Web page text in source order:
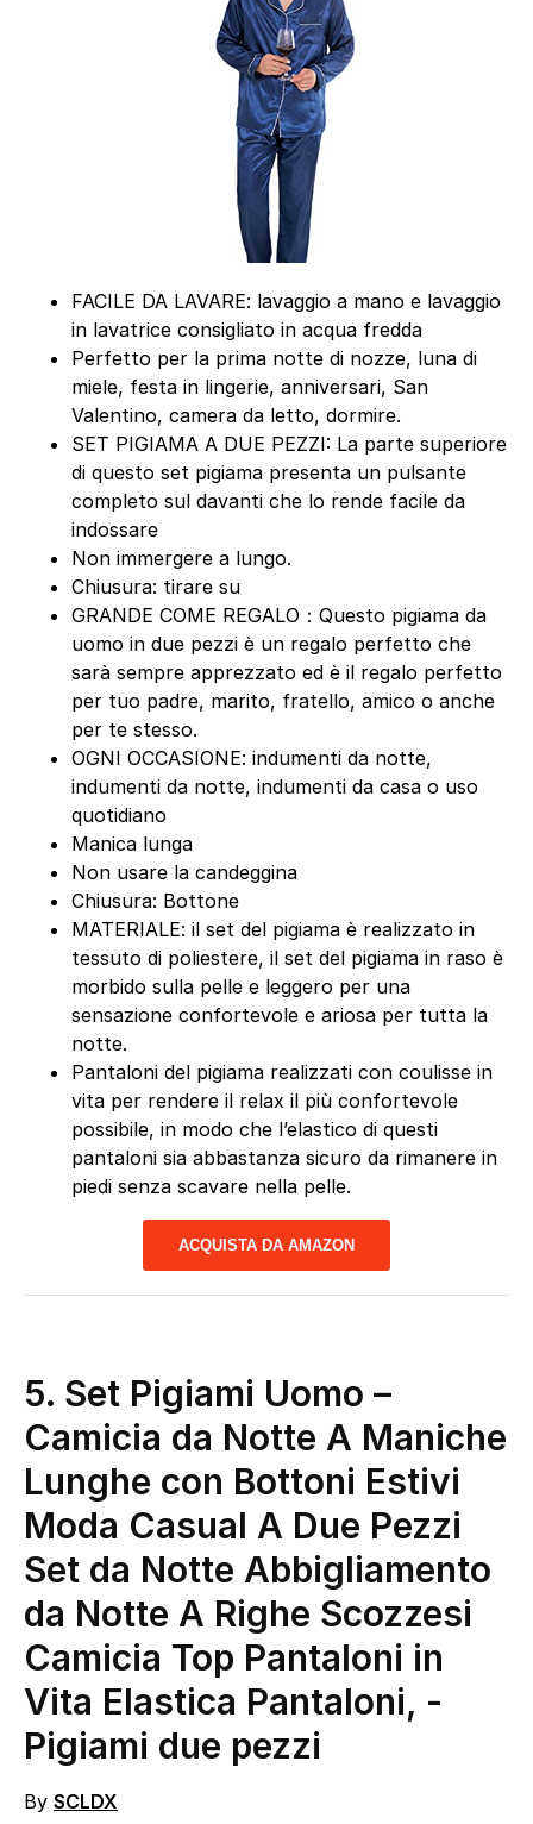
FACILE DA LAVARE: lavaggio a mano e lavaggio
in lavatrice consigliato in acqua fredda
Perfetto per la prima notte di nozze, luna di
miele, festa in lingerie, anniversari, San
Valentino, camera da letto, dormire.
SET PIGIAMA A DUE PEZZI: La parte superiore
di questo set pigiama presenta un pulsante
completo sul davanti che lo rende facile da
indossare
Non immergere a lungo.
Chiusura: tirare su
GRANDE COME REGALO：Questo pigiama da
uomo in due pezzi è un regalo perfetto che
sarà sempre apprezzato ed è il regalo perfetto
per tuo padre, marito, fratello, amico o anche
per te stesso.
OGNI OCCASIONE: indumenti da notte,
indumenti da notte, indumenti da casa o uso
quotidiano
Manica lunga
Non usare la candeggina
Chiusura: Bottone
MATERIALE: il set del pigiama è realizzato in
tessuto di poliestere, il set del pigiama in raso è
morbido sulla pelle e leggero per una
sensazione confortevole e ariosa per tutta la
notte.
Pantaloni del pigiama realizzati con coulisse in
vita per rendere il relax il più confortevole
possibile, in modo che l’elastico di questi
pantaloni sia abbastanza sicuro da rimanere in
piedi senza scavare nella pelle.
ACQUISTA DA AMAZON
5. Set Pigiami Uomo –
Camicia da Notte A Maniche
Lunghe con Bottoni Estivi
Moda Casual A Due Pezzi
Set da Notte Abbigliamento
da Notte A Righe Scozzesi
Camicia Top Pantaloni in
Vita Elastica Pantaloni, -
Pigiami due pezzi
By SCLDX